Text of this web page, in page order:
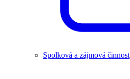
Spolková a zájmová činnost